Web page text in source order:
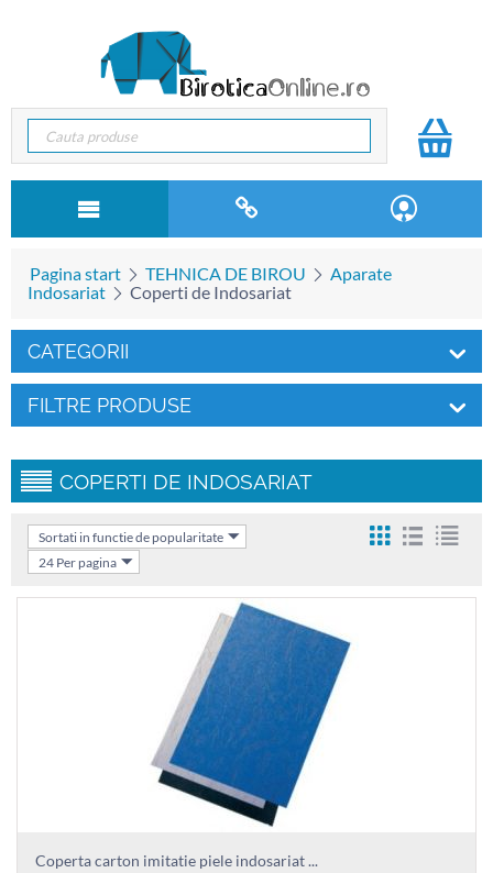
Pagina start TEHNICA DE BIROU
Aparate
Indosariat
Coperti de Indosariat
CATEGORII
FILTRE PRODUSE
COPERTI DE INDOSARIAT
Sortati in functie de popularitate
24 Per pagina
Coperta carton imitatie piele indosariat ...